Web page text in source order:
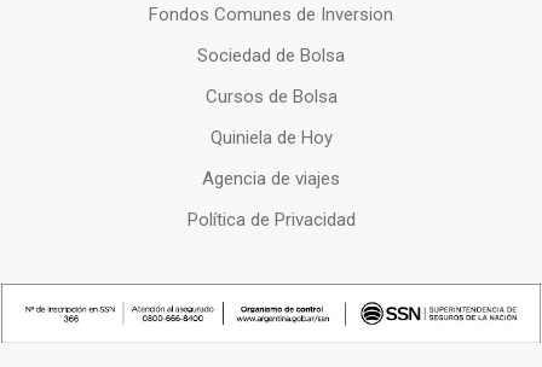
Fondos Comunes de Inversion
Sociedad de Bolsa
Cursos de Bolsa
Quiniela de Hoy
Agencia de viajes
Política de Privacidad